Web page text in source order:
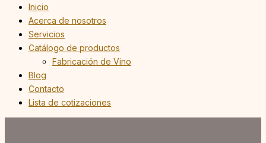
Inicio
Acerca de nosotros
Servicios
Catálogo de productos
Fabricación de Vino
Blog
Contacto
Lista de cotizaciones